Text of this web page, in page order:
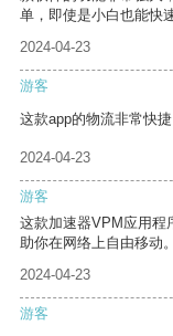
单，即使是小白也能快
2024-04-23
游客
这款app的物流非常快
2024-04-23
游客
这款加速器VPM应用程
助你在网络上自由移动。
2024-04-23
游客